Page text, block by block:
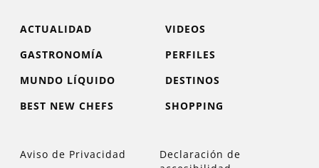
ACTUALIDAD
VIDEOS
GASTRONOMÍA
PERFILES
MUNDO LÍQUIDO
DESTINOS
BEST NEW CHEFS
SHOPPING
Aviso de Privacidad
Declaración de